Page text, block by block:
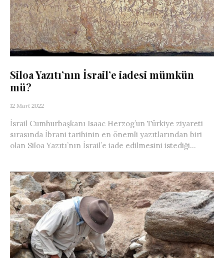
Siloa Yazıtı’nın İsrail’e iadesi mümkün
mü?
12 Mart 2022
İsrail Cumhurbaşkanı Isaac Herzog’un Türkiye ziyareti
sırasında İbrani tarihinin en önemli yazıtlarından biri
olan Siloa Yazıtı’nın İsrail’e iade edilmesini istediği...